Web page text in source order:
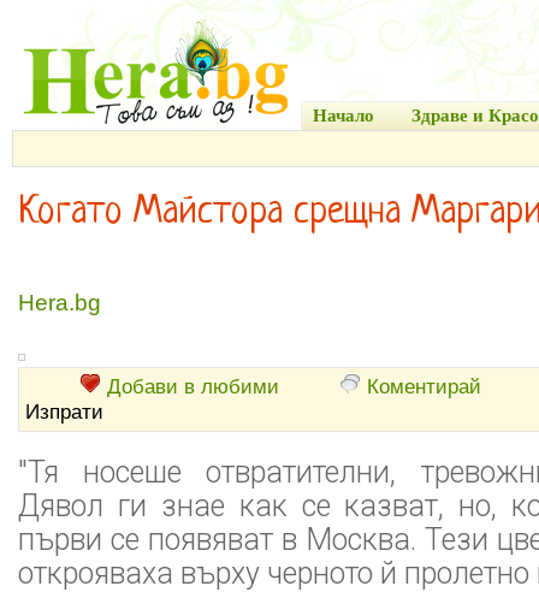
Начало Здраве и
Когато Майстора срещна
Hera.bg
Добави в любими
Коментирай
Изпрати
"Тя носеше отвратителни,
Дявол ги знае как се казват, но,
първи се появяват в Москва. Тези
открояваха върху черното й